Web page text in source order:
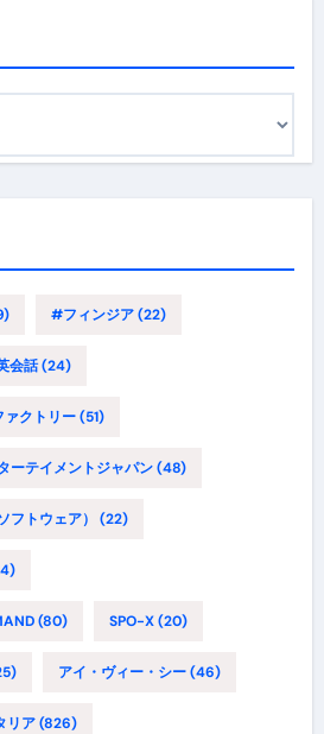
#フィンジア(22)
会話(24)
クトリー(51)
ーテイメントジャパン(48)
フトウェア） (22)
(80) SPO-X(20)
アイ・ヴィー・シー(46)
リア(826)